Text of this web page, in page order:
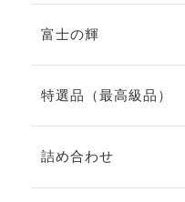
富士の輝
特選品（最高級品）
詰め合わせ